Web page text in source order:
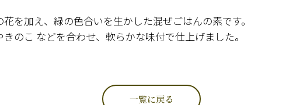
を加え、緑の色合いを生かした混ぜごはんの素です。
のこ などを合わせ、軟らかな味付で仕上げました。
一覧に戻る